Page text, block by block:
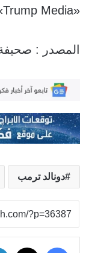
«Trump Media» تُقدر بنحو 5.1 مليار دولار.
المصدر :
دونالد ترمب
فيسبوك